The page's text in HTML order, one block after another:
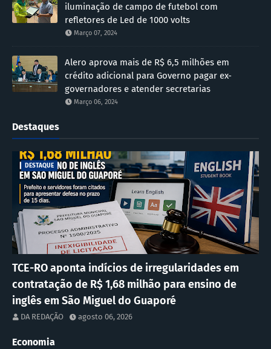
iluminação de campo de futebol com
refletores de Led de 1000 volts
Março 07, 2024
Alero aprova mais de R$ 6,5 milhões em
crédito adicional para Governo pagar ex-
governadores e atender secretarias
Março 06, 2024
Destaques
DESTAQUE
TCE-RO aponta indícios de irregularidades em
contratação de R$ 1,68 milhão para ensino de
inglês em São Miguel do Guaporé
DA REDAÇÃO agosto 06, 2026
Economia